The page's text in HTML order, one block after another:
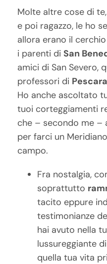
Molte altre cose di
e poi ragazzo, le ho
allora erano il
i parenti di San
amici di San Severo,
professori di Pescara
Ho anche ascoltato
tuoi corteggiamenti
che – secondo me
per farci un
campo.
Fra nostalgia,
soprattutto
tacito eppure
testimonianze
hai avuto nella
lussureggiante
quella tua vita